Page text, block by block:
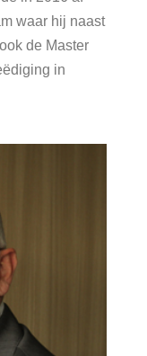
waar hij naast
de Master
in